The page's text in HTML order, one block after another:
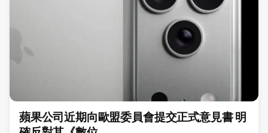
蘋果公司近期向歐盟委員會提交正式意見書 明